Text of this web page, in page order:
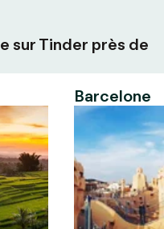
sur Tinder près de
Barcelone